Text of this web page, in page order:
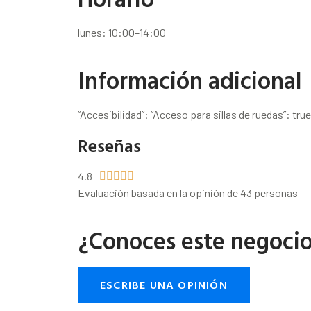
lunes: 10:00–14:00
Información adicional
“Accesibilidad”: “Acceso para sillas de ruedas”:
Reseñas
4.8     
Evaluación basada en la opinión de 43 personas
¿Conoces este
ESCRIBE UNA OPINIÓN